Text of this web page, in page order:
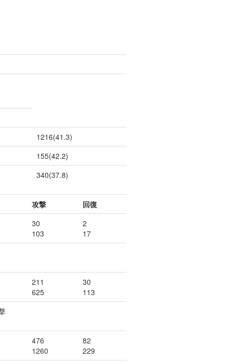
1216(41.3)
155(42.2)
340(37.8)
攻撃
回復
30
103
2
17
211
625
30
113
476
1260
82
229